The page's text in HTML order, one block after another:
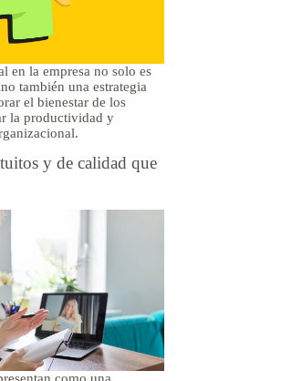
en la empresa no solo es
también una estrategia
el bienestar de los
la productividad y
y de calidad que
como una